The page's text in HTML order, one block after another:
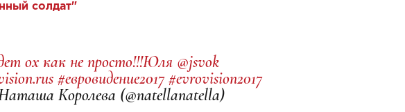
солдат"
ох как не просто!!!Юля @jsvok
#евровидение2017 #evrovision2017
Королева (@natellanatella)